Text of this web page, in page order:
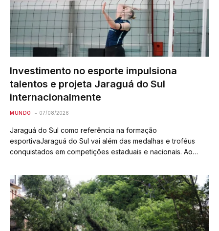
Investimento no esporte impulsiona
talentos e projeta Jaraguá do Sul
internacionalmente
MUNDO 07/08/2026
Jaraguá do Sul como referência na formação
esportivaJaraguá do Sul vai além das medalhas e troféus
conquistados em competições estaduais e nacionais. Ao
mais robustas de formação esportiva em Santa Catarina,…